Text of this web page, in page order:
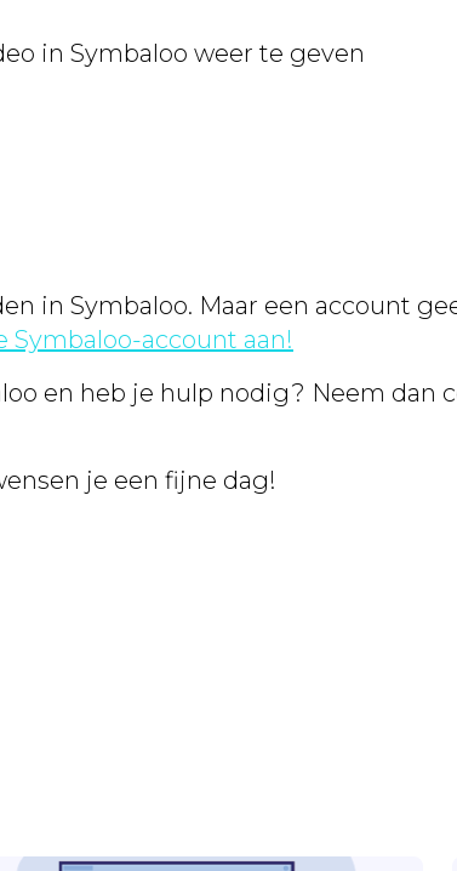
in Symbaloo weer te geven
in Symbaloo. Maar een account
Symbaloo-account aan!
en heb je hulp nodig? Neem dan
je een fijne dag!